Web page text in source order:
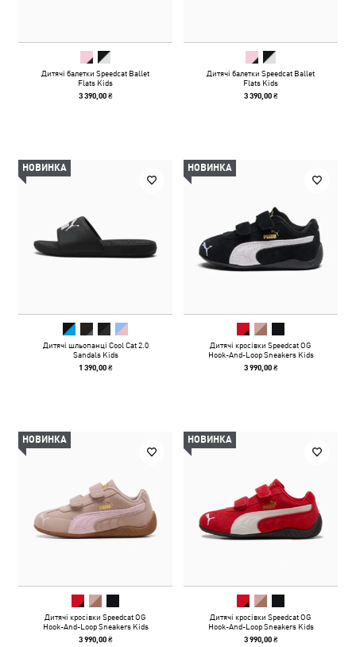
Дитячі балетки Speedcat Ballet
Flats Kids
3 390,00 ₴
Дитячі балетки Speedcat Ballet
Flats Kids
3 390,00 ₴
НОВИНКА
Дитячі шльопанці Cool Cat 2.0
Sandals Kids
1 390,00 ₴
НОВИНКА
Дитячі кросівки Speedcat OG
Hook-And-Loop Sneakers Kids
3 990,00 ₴
НОВИНКА
Дитячі кросівки Speedcat OG
Hook-And-Loop Sneakers Kids
3 990,00 ₴
НОВИНКА
Дитячі кросівки Speedcat OG
Hook-And-Loop Sneakers Kids
3 990,00 ₴